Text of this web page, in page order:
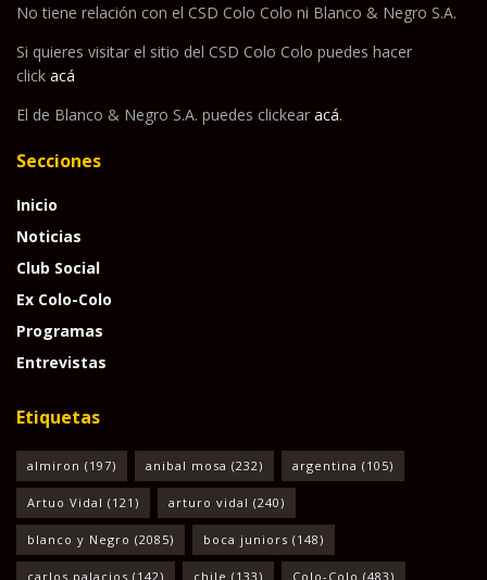
No tiene relación con el CSD Colo Colo ni Blanco & Negro S.A.
Si quieres visitar el sitio del CSD Colo Colo puedes hacer
click acá
El de Blanco & Negro S.A. puedes clickear acá.
Secciones
Inicio
Noticias
Club Social
Ex Colo-Colo
Programas
Entrevistas
Etiquetas
almiron (197) anibal mosa (232) argentina (105)
Artuo Vidal (121) arturo vidal (240)
blanco y Negro (2085) boca juniors (148)
carlos palacios (142) chile (133) Colo-Colo (483)